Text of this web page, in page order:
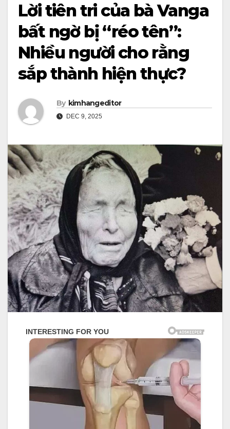
Lời tiên tri của bà Vanga
bất ngờ bị “réo tên”:
Nhiều người cho rằng
sắp thành hiện thực?
By kimhangeditor
DEC 9, 2025